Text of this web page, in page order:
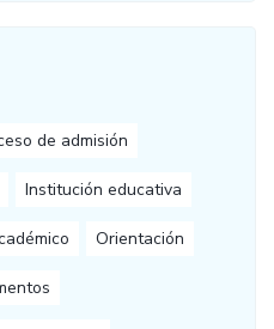
de admisión
Institución educativa
Orientación